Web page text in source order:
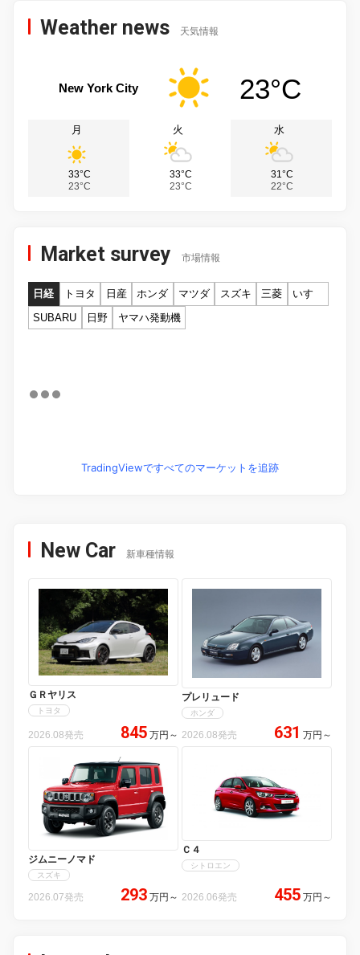
Weather news 天気情報
New York City 23°C
月
33°C
23°C
火
33°C
23°C
水
31°C
22°C
Market survey 市場情報
日経 トヨタ 日産 ホンダ マツダ スズキ 三菱
いすゞ
SUBARU
日野 ヤマハ発動機
TradingViewですべてのマーケットを追跡
New Car 新車種情報
ＧＲヤリス
トヨタ
2026.08発売 845 万円 ～
プレリュード
ホンダ
2026.08発売 631 万円 ～
ジムニーノマド
スズキ
2026.07発売 293 万円 ～
Ｃ４
シトロエン
2026.06発売 455 万円 ～